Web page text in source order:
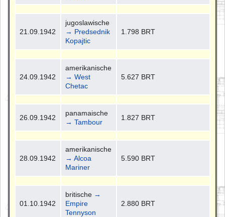
21.09.1942
jugoslawische
→ Predsednik
Kopajtic
1.798 BRT
24.09.1942
amerikanische
→ West
Chetac
5.627 BRT
26.09.1942
panamaische
→ Tambour
1.827 BRT
28.09.1942
amerikanische
→ Alcoa
Mariner
5.590 BRT
01.10.1942
britische →
Empire
Tennyson
2.880 BRT